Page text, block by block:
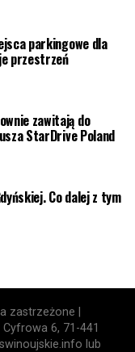
parkingowe dla
przestrzeń
zawitają do
StarDrive Poland
Co dalej z tym
zastrzeżone |
6, 71-441
lub